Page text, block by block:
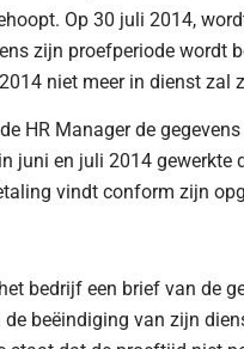
Op 30 juli 2014,
zijn proefperiode wordt
niet meer in dienst zal
HR Manager de
juni en juli 2014 gewerkte
vindt conform zijn
bedrijf een brief van de
beëindiging van zijn